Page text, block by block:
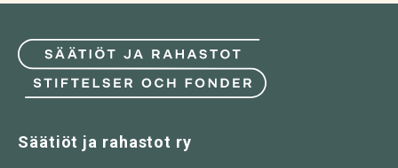
Säätiöt ja rahastot ry